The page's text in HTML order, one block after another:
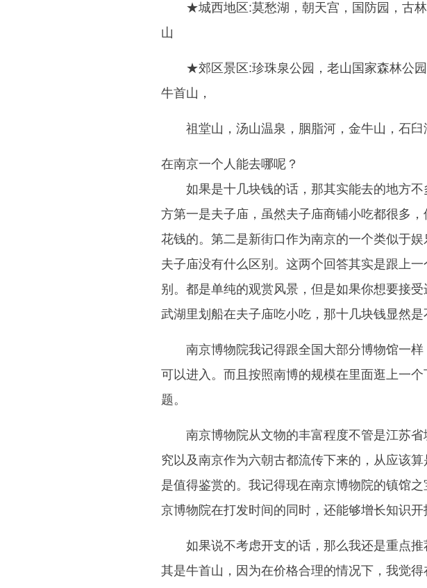
★城西地区:莫愁湖，朝天宫，国防园，古
山
★郊区景区:珍珠泉公园，老山国家森林公
牛首山，
祖堂山，汤山温泉，胭脂河，金牛山，石臼
在南京一个人能去哪呢？
如果是十几块钱的话，那其实能去的地方
方第一是夫子庙，虽然夫子庙商铺小吃都很多
花钱的。第二是新街口作为南京的一个类似于
夫子庙没有什么区别。这两个回答其实是跟上
别。都是单纯的观赏风景，但是如果你想要接
武湖里划船在夫子庙吃小吃，那十几块钱显然
南京博物院我记得跟全国大部分博物馆一
可以进入。而且按照南博的规模在里面逛上一
题。
南京博物院从文物的丰富程度不管是江苏
究以及南京作为六朝古都流传下来的，从应该
是值得鉴赏的。我记得现在南京博物院的镇馆
京博物院在打发时间的同时，还能够增长知识开
如果说不考虑开支的话，那么我还是重点
其是牛首山，因为在价格合理的情况下，我觉